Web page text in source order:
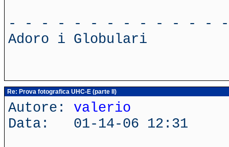
- - - - - - - - - - - - -
Adoro i Globulari
Re: Prova fotografica UHC-E (parte II)
Autore: valerio
Data: 01-14-06 12:31